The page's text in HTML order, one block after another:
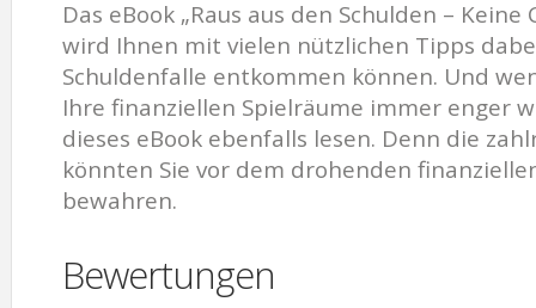
Das eBook „Raus aus den Schulden –
wird Ihnen mit vielen nützlichen Tipps
Schuldenfalle entkommen können. Und
Ihre finanziellen Spielräume immer enger
dieses eBook ebenfalls lesen. Denn die
könnten Sie vor dem drohenden
bewahren.
Bewertungen